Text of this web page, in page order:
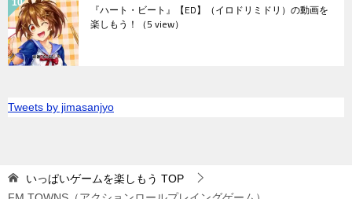
『ハート・ビート』【ED】（イロドリミドリ）の動画を
楽しもう！ （5 view）
Tweets by jimasanjyo
いっぱいゲームを楽しもう TOP